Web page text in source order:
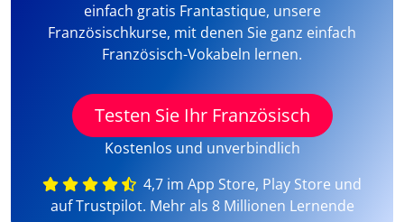
einfach gratis Frantastique, unsere
Französischkurse, mit denen Sie ganz einfach
Französisch-Vokabeln lernen.
Testen Sie Ihr Französisch
Kostenlos und unverbindlich
4,7 im App Store, Play Store und
auf Trustpilot. Mehr als 8 Millionen Lernende